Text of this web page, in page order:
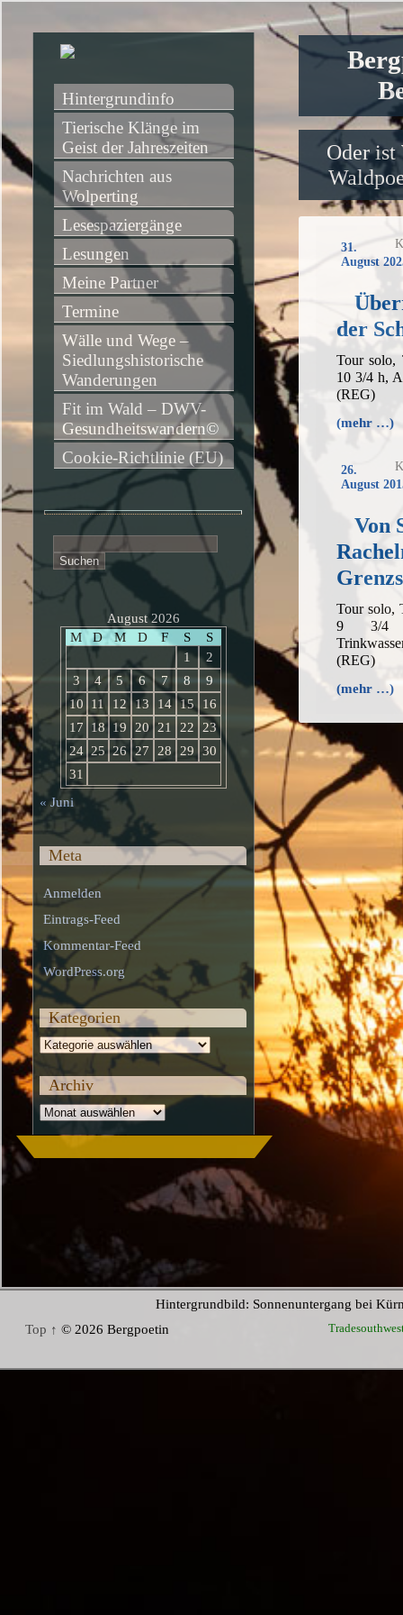
Oder ist
31.
August
der
Tour solo,
10 3/4 h,
(REG)
(mehr …)
26.
August
Von
Tour solo,
9 3/4
(REG)
(mehr …)
Hintergrundinfo
Tierische Klänge im
Geist der Jahreszeiten
Nachrichten aus
Wolperting
Lesespaziergänge
Lesungen
Meine Partner
Termine
Wälle und Wege –
Siedlungshistorische
Wanderungen
Fit im Wald – DWV-
Gesundheitswandern©
Cookie-Richtlinie (EU)
nach:
August 2026
M
D M D F S
S
1
2
3
4 5 6 7 8
9
10
11 12 13 14 15
16
17
18 19 20 21 22
23
24 25 26 27 28 29
30
31
« Juni
Meta
Anmelden
Eintrags-Feed
Kommentar-Feed
WordPress.org
Kategorien
Kategorien
Archiv
Archiv
Hintergrundbild: Sonnenuntergang bei
Top ↑ © 2026 Bergpoetin